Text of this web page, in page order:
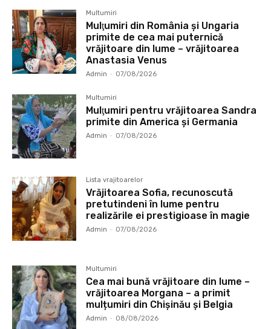
Multumiri
Mulţumiri din România și Ungaria
primite de cea mai puternică
vrăjitoare din lume – vrăjitoarea
Anastasia Venus
Admin - 07/08/2026
Multumiri
Mulţumiri pentru vrăjitoarea Sandra
primite din America și Germania
Admin - 07/08/2026
Lista vrajitoarelor
Vrăjitoarea Sofia, recunoscută
pretutindeni în lume pentru
realizările ei prestigioase în magie
Admin - 07/08/2026
Multumiri
Cea mai bună vrăjitoare din lume –
vrăjitoarea Morgana – a primit
mulțumiri din Chișinău și Belgia
Admin - 08/08/2026